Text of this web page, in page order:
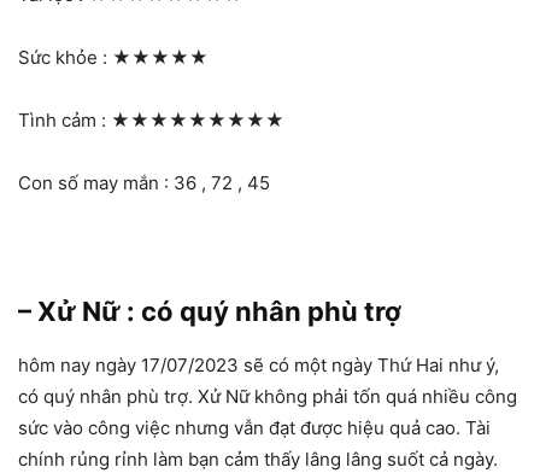
Sức khỏe : ★★★★★
Tình cảm : ★★★★★★★★★
Con số may mắn : 36 , 72 , 45
– Xử Nữ : có quý nhân phù trợ
hôm nay ngày 17/07/2023 sẽ có một ngày Thứ Hai như ý,
có quý nhân phù trợ. Xử Nữ không phải tốn quá nhiều công
sức vào công việc nhưng vẫn đạt được hiệu quả cao. Tài
chính rủng rỉnh làm bạn cảm thấy lâng lâng suốt cả ngày.